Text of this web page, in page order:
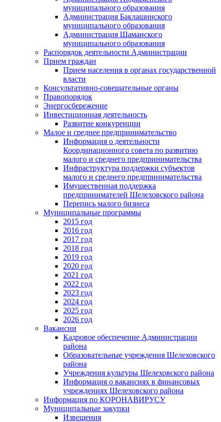
муниципального образования
Администрация Баклашинского
муниципального образования
Администрация Шаманского
муниципального образования
Распорядок деятельности Администрации
Прием граждан
Прием населения в органах государственной
власти
Консультативно-совещательные органы
Правопорядок
Энергосбережение
Инвестиционная деятельность
Развитие конкуренции
Малое и среднее предпринимательство
Информация о деятельности
Координационного совета по развитию
малого и среднего предпринимательства
Инфраструктура поддержки субъектов
малого и среднего предпринимательства
Имущественная поддержка
предпринимателей Шелеховского района
Перепись малого бизнеса
Муниципальные программы
2015 год
2016 год
2017 год
2018 год
2019 год
2020 год
2021 год
2022 год
2023 год
2024 год
2025 год
2026 год
Вакансии
Кадровое обеспечение Администрации
района
Образовательные учреждения Шелеховского
района
Учреждения культуры Шелеховского района
Информация о вакансиях в финансовых
учреждениях Шелеховского района
Информация по КОРОНАВИРУСУ
Муниципальные закупки
Извещения